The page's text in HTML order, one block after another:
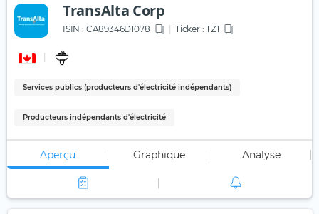
TransAlta Corp
ISIN : CA89346D1078 Ticker : TZ1
Services publics (producteurs d'électricité indépendants)
Producteurs indépendants d'électricité
Aperçu Graphique Analyse